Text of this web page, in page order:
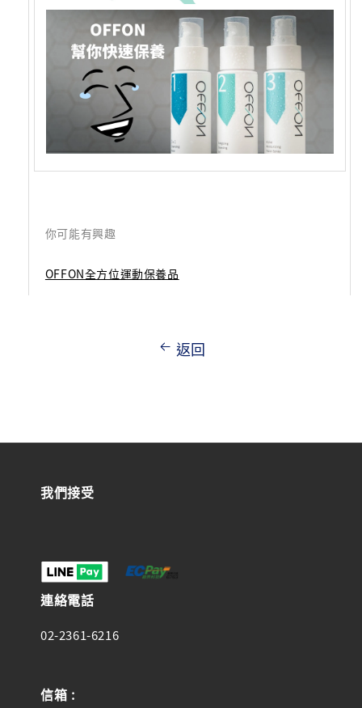
你可能有興趣
OFFON全方位運動保養品
返回
我們接受
連絡電話
02-2361-6216
信箱 :